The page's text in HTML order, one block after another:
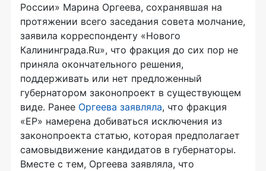
России» Марина Оргеева, сохранявшая на
протяжении всего заседания совета молчание,
заявила корреспонденту «Нового
Калининграда.Ru», что фракция до сих пор не
приняла окончательного решения,
поддерживать или нет предложенный
губернатором законопроект в существующем
виде. Ранее Оргеева заявляла, что фракция
«ЕР» намерена добиваться исключения из
законопроекта статью, которая предполагает
самовыдвижение кандидатов в губернаторы.
Вместе с тем, Оргеева заявляла, что